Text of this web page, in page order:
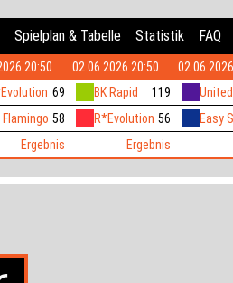
Spielplan & Tabelle Statistik FAQ
20:50
69
Flamingo 58
Ergebnis
02.06.2026 20:50
BK Rapid
119
R*Evolution 56
Ergebnis
Easy